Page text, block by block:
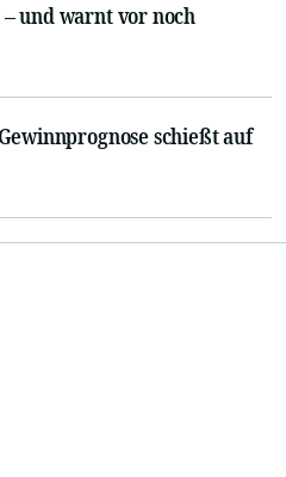
und warnt vor noch
schießt auf